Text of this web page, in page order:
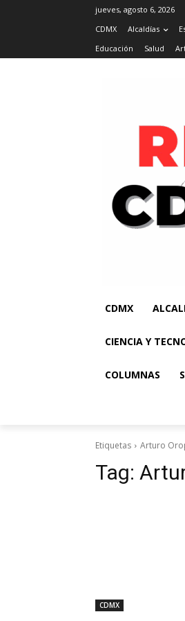
jueves, agosto 6, 2026
CDMX
Alcaldías
Educación
Salud
CDMX
CIENCIA Y
COLUMNAS
Etiquetas Arturo
Tag:
CDMX